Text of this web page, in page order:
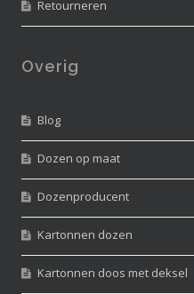
Retourneren
Overig
Blog
Dozen op maat
Dozenproducent
Kartonnen dozen
Kartonnen doos met deksel